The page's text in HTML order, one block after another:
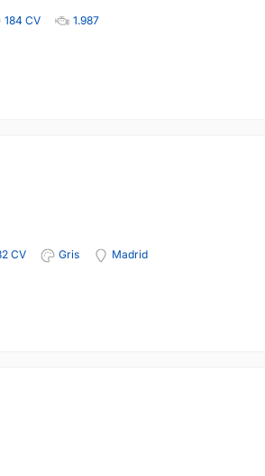
184 CV
1.987
CV Gris
Madrid